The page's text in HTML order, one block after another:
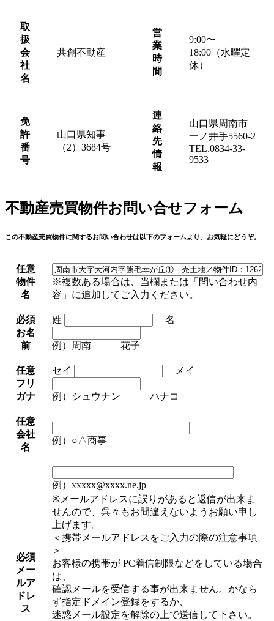
取
扱
会
社
名
共創不動産
営
業
時
間
9:00〜
18:00（水曜定
休）
免
許
番
号
山口県知事
（2）3684号
連
絡
先
情
報
山口県周南市
一ノ井手5560-2
TEL.0834-33-
9533
不動産売買物件お問い合せフォーム
この不動産売買物件に関するお問い合わせは以下のフォームより、お気軽にどうぞ。
任意
物件
名
※複数ある場合は、当欄または「問い合わせ内
容」に追加してご入力ください。
必須
お名
前
姓 名
例）周南 花子
任意
フリ
ガナ
セイ メイ
例）シュウナン ハナコ
任意
会社
名
例）○△商事
必須
メー
ルア
ドレ
ス
例）xxxxx@xxxx.ne.jp
※メールアドレスに誤りがあると返信が出来ま
せんので、呉々もお間違えないようお願い申し
上げます。
＜携帯メールアドレスをご入力の際の注意事項
＞
お客様の携帯が PC着信制限などをしている場合
は、
確認メールを受信する事が出来ません。かなら
ず指定ドメイン登録をするか、
迷惑メール設定を解除の上で送信して下さい。